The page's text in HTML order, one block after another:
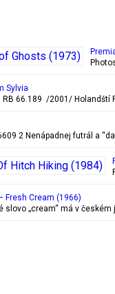
Sylvia
RB 66.189 /2001/ Holandští
2 Nenápadnej futrál a
Fresh Cream (1966)
slovo „cream“ má v